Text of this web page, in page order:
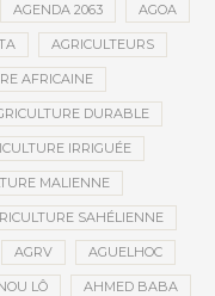
AGENDA 2063 AGOA
AGRICULTEURS
AFRICAINE
DURABLE
IRRIGUÉE
MALIENNE
SAHÉLIENNE
AGRV AGUELHOC
LÔ AHMED BABA